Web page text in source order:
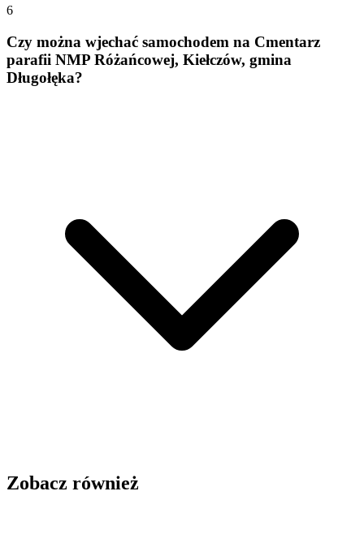
6
Czy można wjechać samochodem na Cmentarz
parafii NMP Różańcowej, Kiełczów, gmina
Długołęka?
Zobacz również